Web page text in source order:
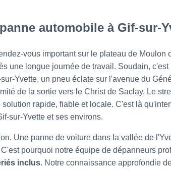
automobile à Gif-sur-
vous important sur le plateau de Moulon
une longue journée de travail. Soudain,
Yvette, un pneu éclate sur l'avenue du
de la sortie vers le Christ de Saclay. Le
rapide, fiable et locale. C'est là
sur-Yvette et ses environs.
Une panne de voiture dans la vallée de
pourquoi notre équipe de dépanneurs
inclus. Notre connaissance approfondie